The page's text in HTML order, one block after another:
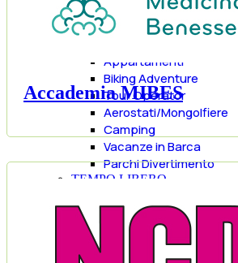
Casa Vacanze
Hotel
Appartamenti
Biking Adventure
Tour Operator
Aerostati/Mongolfiere
Camping
Vacanze in Barca
Parchi Divertimento
TEMPO LIBERO
Cinema
Musica e Danza
Tempo Libero
Accademia MIBES